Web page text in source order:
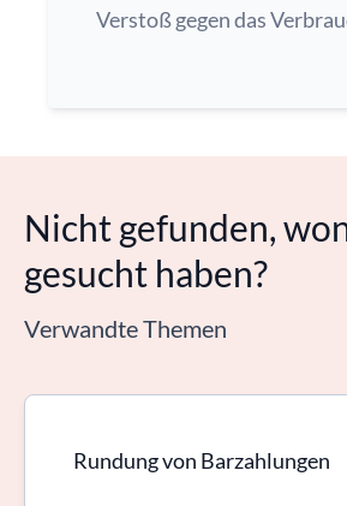
Verstoß gegen das
Nicht gefunden,
gesucht haben?
Verwandte Themen
Rundung von Barzahlungen